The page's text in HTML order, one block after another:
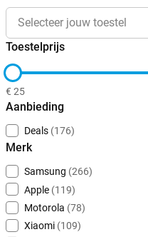
Selecteer jouw toestel
Toestelprijs
€ 25
Aanbieding
Deals (176)
Merk
Samsung (266)
Apple (119)
Motorola (78)
Xiaomi (109)